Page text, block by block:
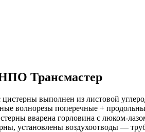
НПО Трансмастер
выполнен из листовой
волнорезы поперечные +
вварена горловина с люком-
установлены воздухоотводы —